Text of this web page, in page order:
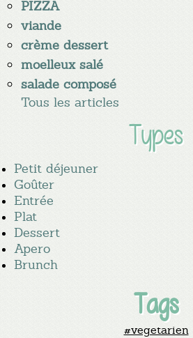
PIZZA
viande
crème dessert
moelleux salé
salade composé
Tous les articles
Types
Petit déjeuner
Goûter
Entrée
Plat
Dessert
Apero
Brunch
Tags
#vegetarien